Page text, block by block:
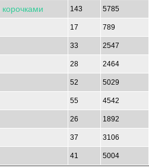
корочками 143 5785
17 789
33 2547
28 2464
52 5029
55 4542
26 1892
37 3106
41 5004